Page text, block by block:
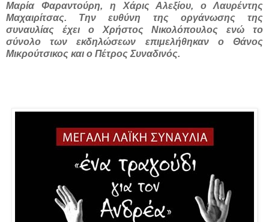
Μαρία Φαραντούρη, η Χάρις Αλεξίου, ο Λαυρέντης
Μαχαιρίτσας. Την ευθύνη της οργάνωσης της
συναυλίας έχει ο Χρήστος Νικολόπουλος ενώ το
σύνολο των εκδηλώσεων επιμελήθηκαν ο Θάνος
Μικρούτσικος και ο Πέτρος Συναδινός.